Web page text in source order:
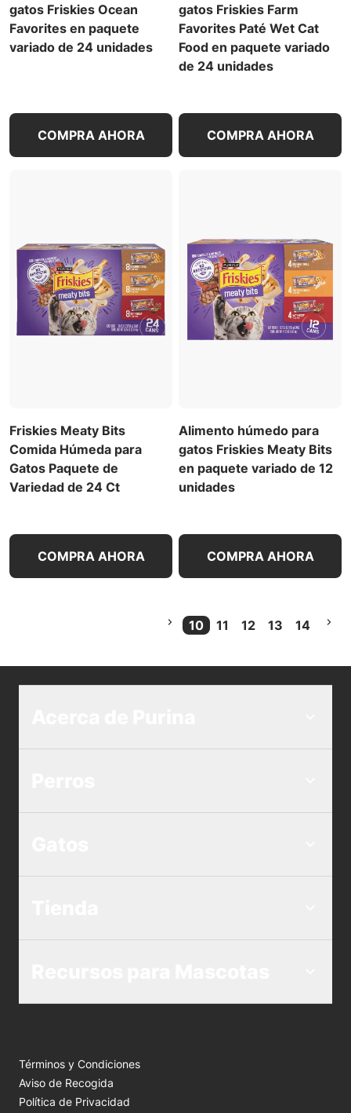
gatos Friskies Ocean
Favorites en paquete
variado de 24 unidades
COMPRA AHORA
gatos Friskies Farm
Favorites Paté Wet Cat
Food en paquete variado
de 24 unidades
COMPRA AHORA
Friskies Meaty Bits
Comida Húmeda para
Gatos Paquete de
Variedad de 24 Ct
COMPRA AHORA
Alimento húmedo para
gatos Friskies Meaty Bits
en paquete variado de 12
unidades
COMPRA AHORA
10
Current Page
11 12 13 14
Términos y Condiciones
Aviso de Recogida
Política de Privacidad